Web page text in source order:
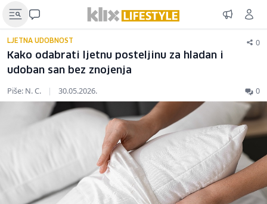
LJETNA UDOBNOST 0
Kako odabrati ljetnu posteljinu za hladan i
udoban san bez znojenja
Piše: N. C. | 30.05.2026. 0